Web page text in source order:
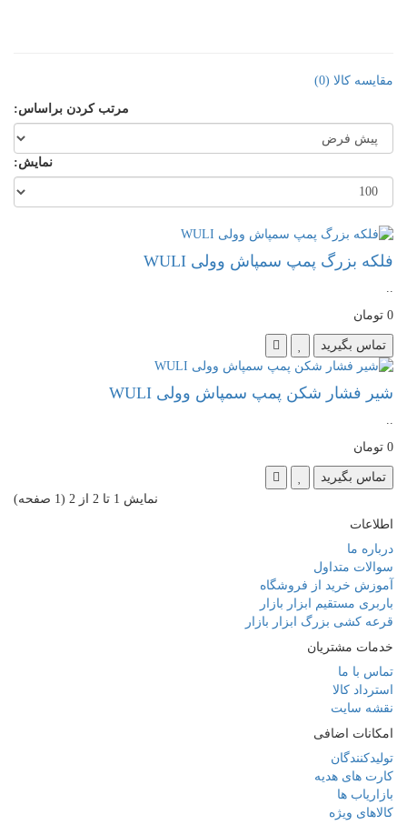
مقایسه کالا (0)
مرتب کردن براساس:
نمایش:
فلکه بزرگ پمپ سمپاش وولی WULI
..
0 تومان
تماس بگیرید
شیر فشار شکن پمپ سمپاش وولی WULI
..
0 تومان
تماس بگیرید
نمايش 1 تا 2 از 2 (1 صفحه)
اطلاعات
درباره ما
سوالات متداول
آموزش خرید از فروشگاه
باربری مستقیم ابزار بازار
قرعه کشی بزرگ ابزار بازار
خدمات مشتریان
تماس با ما
استرداد کالا
نقشه سایت
امکانات اضافی
تولیدکنندگان
کارت های هدیه
بازاریاب ها
کالاهای ویژه